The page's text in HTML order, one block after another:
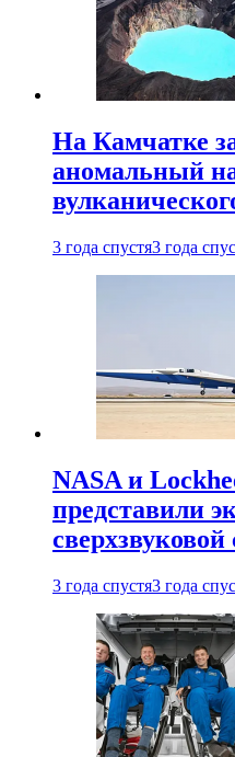
На Камчатке
аномальный
3 года спустя3 года
NASA и
представили
3 года спустя3 года